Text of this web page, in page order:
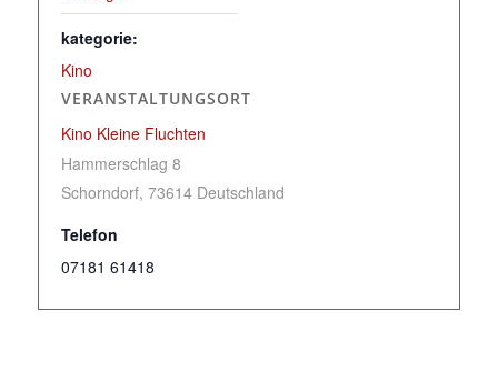
kategorie:
Kino
VERANSTALTUNGSORT
Kino Kleine Fluchten
Hammerschlag 8
Schorndorf, 73614 Deutschland
Telefon
07181 61418